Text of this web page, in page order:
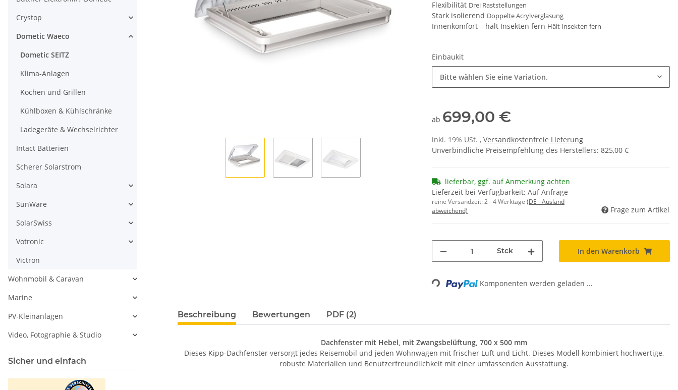
Flexibilität Drei Raststellungen
Stark isolierend Doppelte Acrylverglasung
Innenkomfort – hält Insekten fern Hält Insekten fern
Einbaukit
Bitte wählen Sie eine Variation.
ab 699,00 €
inkl. 19% USt. , Versandkostenfreie Lieferung
Unverbindliche Preisempfehlung des Herstellers: 825,00 €
lieferbar, ggf. auf Anmerkung achten
Lieferzeit bei Verfügbarkeit: Auf Anfrage
reine Versandzeit:2 - 4 Werktage (DE - Ausland
abweichend)
Frage zum Artikel
Stck In den Warenkorb
Loading... Komponenten werden geladen ...
Beschreibung Bewertungen PDF (2)
Dachfenster mit Hebel, mit Zwangsbelüftung, 700 x 500 mm
Dieses Kipp-Dachfenster versorgt jedes Reisemobil und jeden Wohnwagen mit frischer Luft und Licht. Dieses Modell kombiniert hochwertige,
robuste Materialien und Benutzerfreundlichkeit mit einer umfassenden Ausstattung.
Crystop
Dometic Waeco
Dometic SEITZ
Klima-Anlagen
Kochen und Grillen
Kühlboxen & Kühlschränke
Ladegeräte & Wechselrichter
Intact Batterien
Scherer Solarstrom
Solara
SunWare
SolarSwiss
Votronic
Victron
Wohnmobil & Caravan
Marine
PV-Kleinanlagen
Video, Fotographie & Studio
Sicher und einfach